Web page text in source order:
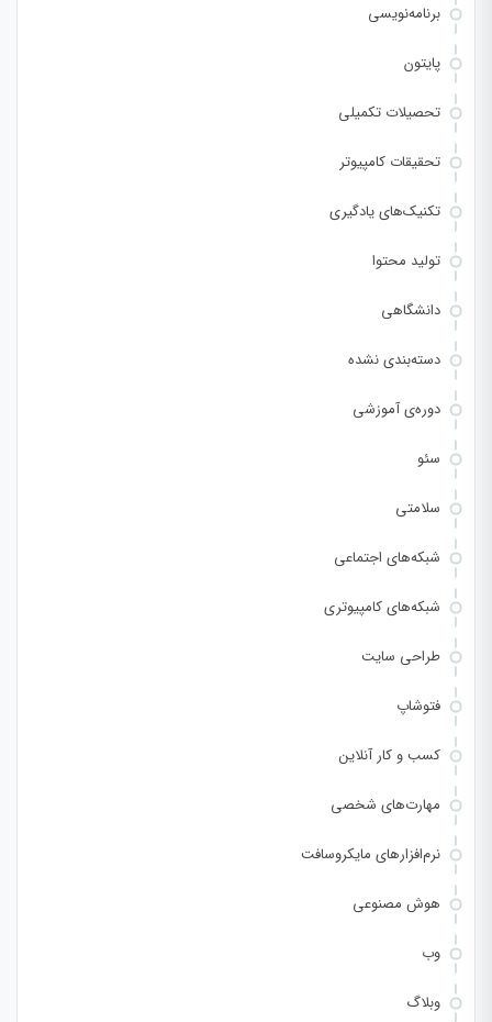
برنامه‌نویسی
پایتون
تحصیلات تکمیلی
تحقیقات کامپیوتر
تکنیک‌های یادگیری
تولید محتوا
دانشگاهی
دسته‌بندی نشده
دوره‌ی آموزشی
سئو
سلامتی
شبکه‌های اجتماعی
شبکه‌های کامپیوتری
طراحی سایت
فتوشاپ
کسب و کار آنلاین
مهارت‌های شخصی
نرم‌افزارهای مایکروسافت
هوش مصنوعی
وب
وبلاگ